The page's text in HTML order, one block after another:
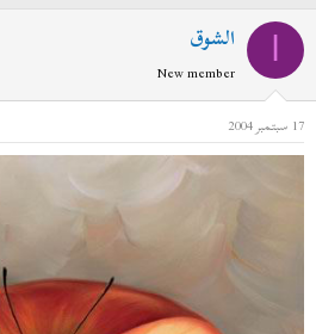
ئ
م
ر
ل
الشوق
New member
17 سبتمبر 2004